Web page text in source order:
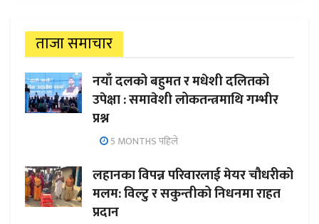
ताजा समाचार
नयाँ दलको बहुमत र मधेशी दलितको
उपेक्षा : समावेशी लोकतन्त्रमाथि गम्भीर
प्रश्न
5 MONTHS पहिले
लहानका विपन्न परिवारलाई मेयर चौधरीको
मलम: विल्टु र सकुन्तीको निधनमा राहत
प्रदान